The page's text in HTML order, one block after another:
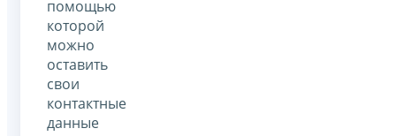
помощью
которой
можно
оставить
свои
контактные
данные